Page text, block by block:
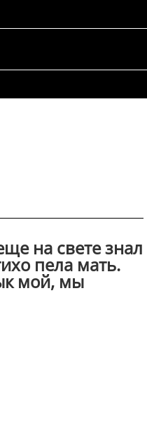
на свете знал
пела мать.
мой, мы